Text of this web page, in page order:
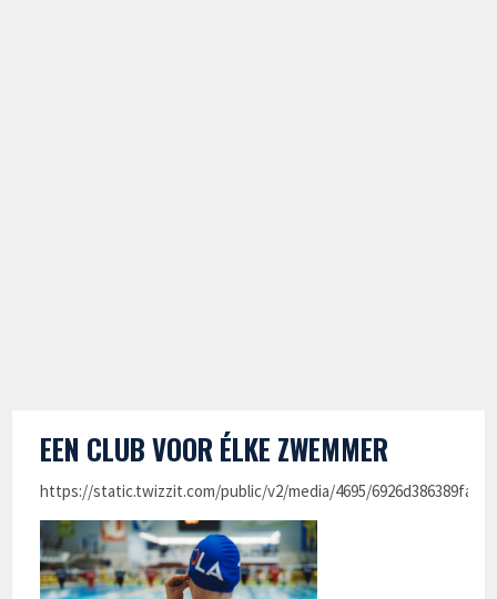
EEN CLUB VOOR ÉLKE ZWEMMER
https://static.twizzit.com/public/v2/media/4695/